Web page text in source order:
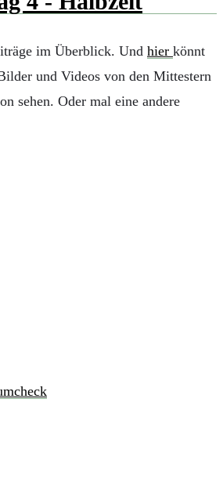
im Überblick. Und hier könnt
und Videos von den Mittestern
sehen. Oder mal eine andere